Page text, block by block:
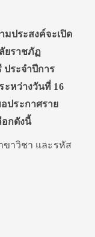
ประสงค์จะเปิด
ยราชภัฏ
ระจำปีการ
ะหว่างวันที่ 16
อประกาศราย
อกดังนี้
ขาวิชา และรหัส